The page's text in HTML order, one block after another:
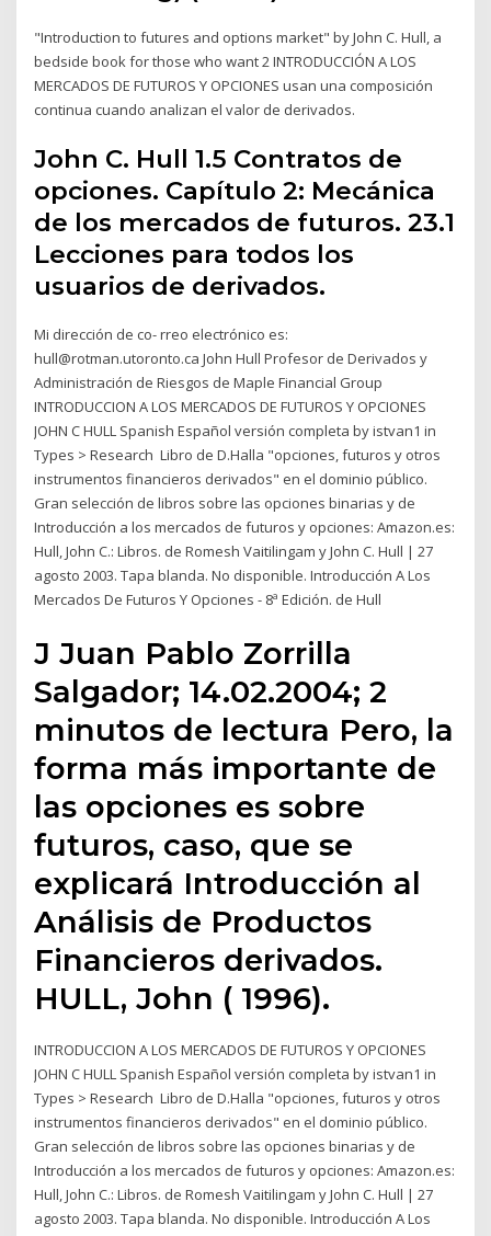
"Introduction to futures and options market" by John C. Hull, a
bedside book for those who want 2 INTRODUCCIÓN A LOS
MERCADOS DE FUTUROS Y OPCIONES usan una composición
continua cuando analizan el valor de derivados.
John C. Hull 1.5 Contratos de
opciones. Capítulo 2: Mecánica
de los mercados de futuros. 23.1
Lecciones para todos los
usuarios de derivados.
Mi dirección de co- rreo electrónico es:
hull@rotman.utoronto.ca John Hull Profesor de Derivados y
Administración de Riesgos de Maple Financial Group
INTRODUCCION A LOS MERCADOS DE FUTUROS Y OPCIONES
JOHN C HULL Spanish Español versión completa by istvan1 in
Types > Research Libro de D.Halla "opciones, futuros y otros
instrumentos financieros derivados" en el dominio público.
Gran selección de libros sobre las opciones binarias y de
Introducción a los mercados de futuros y opciones: Amazon.es:
Hull, John C.: Libros. de Romesh Vaitilingam y John C. Hull | 27
agosto 2003. Tapa blanda. No disponible. Introducción A Los
Mercados De Futuros Y Opciones - 8ª Edición. de Hull
J Juan Pablo Zorrilla
Salgador; 14.02.2004; 2
minutos de lectura Pero, la
forma más importante de
las opciones es sobre
futuros, caso, que se
explicará Introducción al
Análisis de Productos
Financieros derivados.
HULL, John ( 1996).
INTRODUCCION A LOS MERCADOS DE FUTUROS Y OPCIONES
JOHN C HULL Spanish Español versión completa by istvan1 in
Types > Research Libro de D.Halla "opciones, futuros y otros
instrumentos financieros derivados" en el dominio público.
Gran selección de libros sobre las opciones binarias y de
Introducción a los mercados de futuros y opciones: Amazon.es:
Hull, John C.: Libros. de Romesh Vaitilingam y John C. Hull | 27
agosto 2003. Tapa blanda. No disponible. Introducción A Los